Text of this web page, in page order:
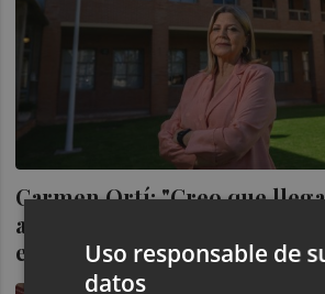
Carmen Ortí: "Creo que
acuerdo positivo para todos
enseñanza concertada"
Uso responsable de
datos